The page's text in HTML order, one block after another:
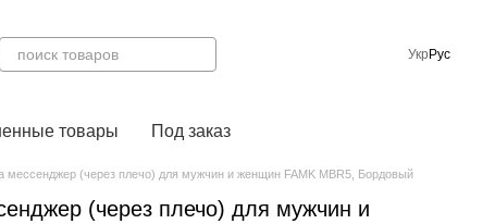
Укр Рус
товары Под заказ
мессенджер (через плечо) для мужчин и женщин FAMK MBR5, Бордовый
(через плечо) для мужчин и